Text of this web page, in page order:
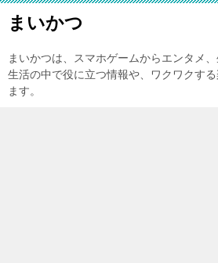
まいかつ
まいかつは、スマホゲームからエンタメ
生活の中で役に立つ情報や、ワクワクす
ます。